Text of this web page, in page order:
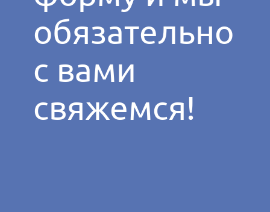
обязательно
с вами
свяжемся!